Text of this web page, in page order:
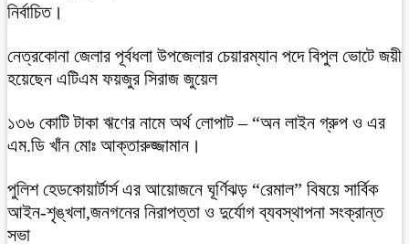
নির্বাচিত।
নেত্রকোনা জেলার পূর্বধলা উপজেলার চেয়ারম্যান পদে বিপুল ভোটে জয়ী
হয়েছেন এটিএম ফয়জুর সিরাজ জুয়েল
১৩৬ কোটি টাকা ঋণের নামে অর্থ লোপাট – “অন লাইন গ্রুপ ও এর
এম.ডি খাঁন মোঃ আক্তারুজ্জামান।
পুলিশ হেডকোয়ার্টার্স এর আয়োজনে ঘূর্ণিঝড় “রেমাল” বিষয়ে সার্বিক
আইন-শৃঙ্খলা,জনগনের নিরাপত্তা ও দুর্যোগ ব্যবস্থাপনা সংক্রান্ত
সভা